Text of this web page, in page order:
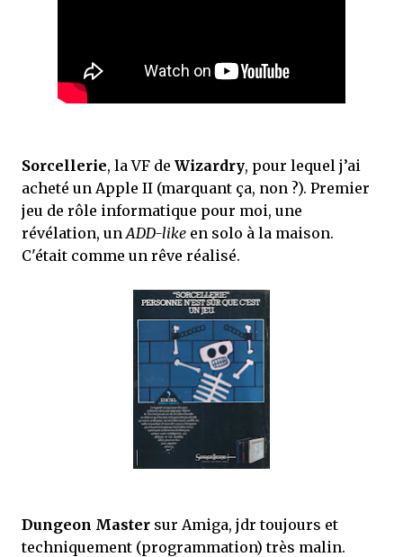
Sorcellerie, la VF de Wizardry, pour lequel j’ai
acheté un Apple II (marquant ça, non ?). Premier
jeu de rôle informatique pour moi, une
révélation, unADD-like en solo à la maison.
C'était comme un rêve réalisé.
Dungeon Master sur Amiga, jdr toujours et
techniquement (programmation) très malin.